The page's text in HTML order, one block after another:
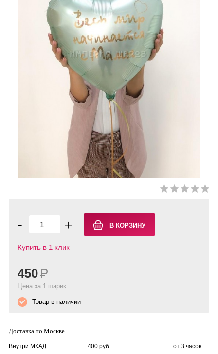
- +
Купить в 1 клик
450Р
Цена за 1 шарик
Товар в наличии
Доставка по Москве
Внутри МКАД 400 руб.
от 3 часов